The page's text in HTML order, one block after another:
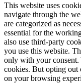
This website uses
navigate through the
are categorized as
essential for the
also use third-party
you use this website.
only with your consent.
cookies. But opting out
on your browsing